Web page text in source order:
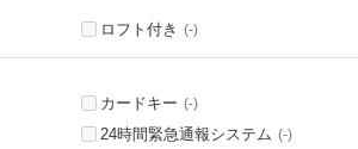
ロフト付き (-)
カードキー (-)
24時間緊急通報システム (-)